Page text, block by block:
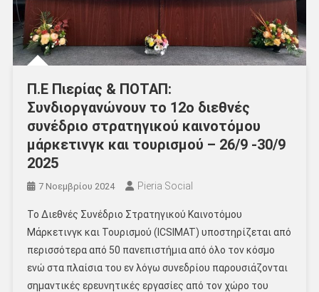
Π.Ε Πιερίας & ΠΟΤΑΠ:
Συνδιοργανώνουν το 12ο διεθνές
συνέδριο στρατηγικού καινοτόμου
μάρκετινγκ και τουρισμού – 26/9 -30/9
2025
7 Νοεμβρίου 2024 Pieria Social
To Διεθνές Συνέδριο Στρατηγικού Καινοτόμου
Μάρκετινγκ και Τουρισμού (ICSIMAT) υποστηρίζεται από
περισσότερα από 50 πανεπιστήμια από όλο τον κόσμο
ενώ στα πλαίσια του εν λόγω συνεδρίου παρουσιάζονται
σημαντικές ερευνητικές εργασίες από τον χώρο του